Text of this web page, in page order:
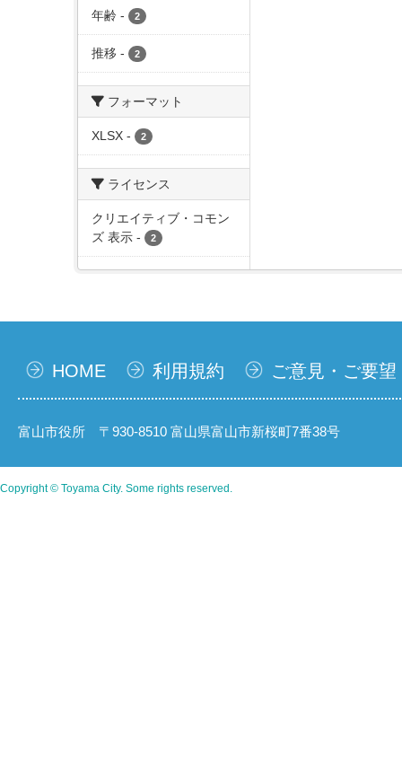
年齢 - 2
推移 - 2
フォーマット
XLSX - 2
ライセンス
クリエイティブ・コモン
ズ 表示 - 2
HOME 利用規約 ご意見・ご要望
富山市役所 〒930-8510 富山県富山市新桜町7番38号
Copyright © Toyama City. Some rights reserved.